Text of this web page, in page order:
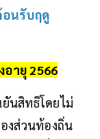
อนรับฤดู
ายุ 2566
นสิทธิโดยไม่
งส่วนท้องถิ่น